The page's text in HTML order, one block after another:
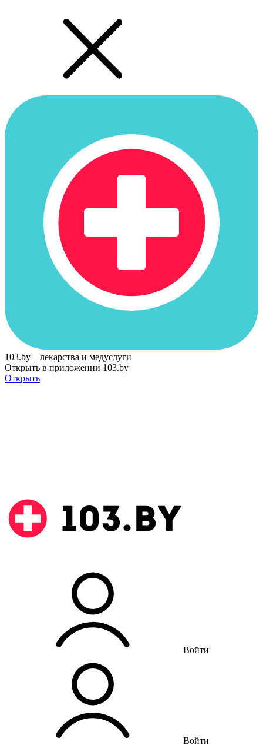
103.by – лекарства и медуслуги
Открыть в приложении 103.by
Открыть
Войти
Войти